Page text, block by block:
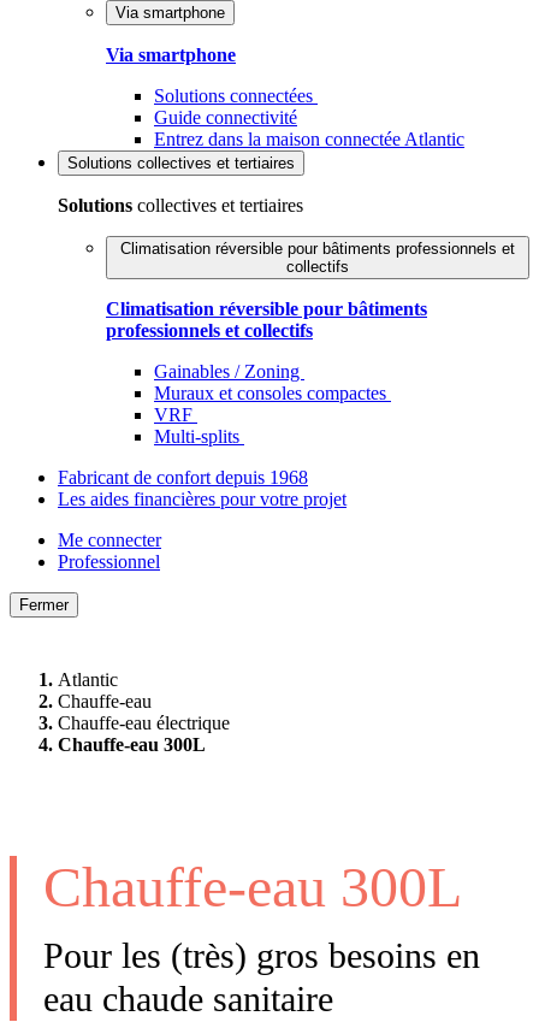
Via smartphone
Via smartphone
Solutions connectées
Guide connectivité
Entrez dans la maison connectée Atlantic
Solutions collectives et tertiaires
Solutions collectives et tertiaires
Climatisation réversible pour bâtiments professionnels et
collectifs
Climatisation réversible pour bâtiments
professionnels et collectifs
Gainables / Zoning
Muraux et consoles compactes
VRF
Multi-splits
Fabricant de confort depuis 1968
Les aides financières pour votre projet
Me connecter
Professionnel
Fermer
Atlantic
Chauffe-eau
Chauffe-eau électrique
Chauffe-eau 300L
Chauffe-eau 300L
Pour les (très) gros besoins en
eau chaude sanitaire